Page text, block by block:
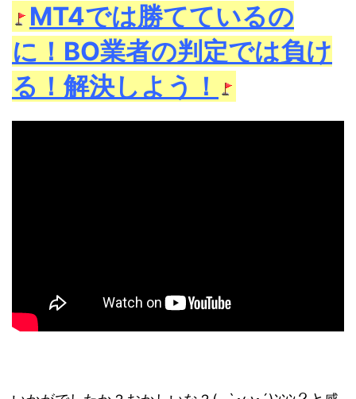
MT4では勝てているの
に！BO業者の判定では負け
る！解決しよう！